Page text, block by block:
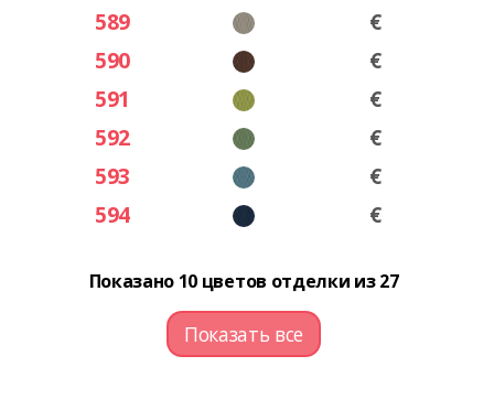
589
€
590
€
591
€
592
€
593
€
594
€
Показано 10 цветов отделки из 27
Показать все